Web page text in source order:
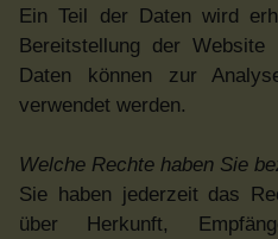
Ein Teil der Daten wird
Bereitstellung der Website
Daten können zur
verwendet werden.
Welche Rechte haben Sie
Sie haben jederzeit das
über Herkunft,